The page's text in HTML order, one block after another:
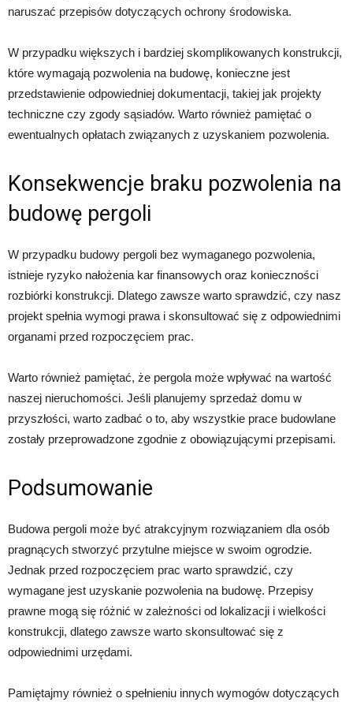
naruszać przepisów dotyczących ochrony środowiska.
W przypadku większych i bardziej skomplikowanych konstrukcji,
które wymagają pozwolenia na budowę, konieczne jest
przedstawienie odpowiedniej dokumentacji, takiej jak projekty
techniczne czy zgody sąsiadów. Warto również pamiętać o
ewentualnych opłatach związanych z uzyskaniem pozwolenia.
Konsekwencje braku pozwolenia na
budowę pergoli
W przypadku budowy pergoli bez wymaganego pozwolenia,
istnieje ryzyko nałożenia kar finansowych oraz konieczności
rozbiórki konstrukcji. Dlatego zawsze warto sprawdzić, czy nasz
projekt spełnia wymogi prawa i skonsultować się z odpowiednimi
organami przed rozpoczęciem prac.
Warto również pamiętać, że pergola może wpływać na wartość
naszej nieruchomości. Jeśli planujemy sprzedaż domu w
przyszłości, warto zadbać o to, aby wszystkie prace budowlane
zostały przeprowadzone zgodnie z obowiązującymi przepisami.
Podsumowanie
Budowa pergoli może być atrakcyjnym rozwiązaniem dla osób
pragnących stworzyć przytulne miejsce w swoim ogrodzie.
Jednak przed rozpoczęciem prac warto sprawdzić, czy
wymagane jest uzyskanie pozwolenia na budowę. Przepisy
prawne mogą się różnić w zależności od lokalizacji i wielkości
konstrukcji, dlatego zawsze warto skonsultować się z
odpowiednimi urzędami.
Pamiętajmy również o spełnieniu innych wymogów dotyczących